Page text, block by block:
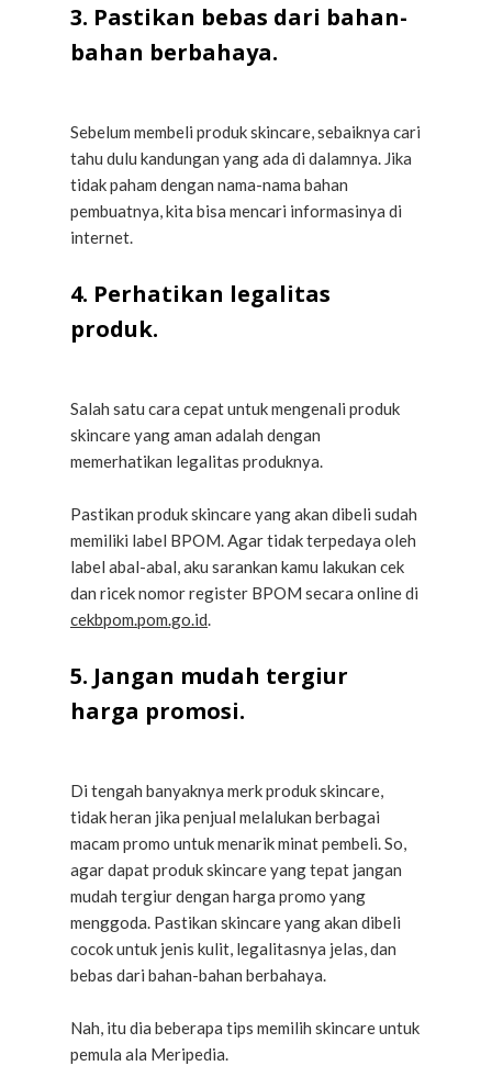
3. Pastikan bebas dari bahan-
bahan berbahaya.
Sebelum membeli produk skincare, sebaiknya cari
tahu dulu kandungan yang ada di dalamnya. Jika
tidak paham dengan nama-nama bahan
pembuatnya, kita bisa mencari informasinya di
internet.
4. Perhatikan legalitas
produk.
Salah satu cara cepat untuk mengenali produk
skincare yang aman adalah dengan
memerhatikan legalitas produknya.
Pastikan produk skincare yang akan dibeli sudah
memiliki label BPOM. Agar tidak terpedaya oleh
label abal-abal, aku sarankan kamu lakukan cek
dan ricek nomor register BPOM secara online di
cekbpom.pom.go.id.
5. Jangan mudah tergiur
harga promosi.
Di tengah banyaknya merk produk skincare,
tidak heran jika penjual melalukan berbagai
macam promo untuk menarik minat pembeli. So,
agar dapat produk skincare yang tepat jangan
mudah tergiur dengan harga promo yang
menggoda. Pastikan skincare yang akan dibeli
cocok untuk jenis kulit, legalitasnya jelas, dan
bebas dari bahan-bahan berbahaya.
Nah, itu dia beberapa tips memilih skincare untuk
pemula ala Meripedia.